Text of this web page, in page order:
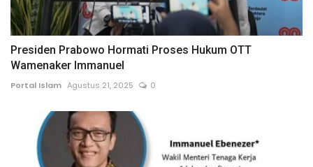
Presiden Prabowo Hormati Proses Hukum OTT
Wamenaker Immanuel
Portal Islam Agustus 21, 2025 0